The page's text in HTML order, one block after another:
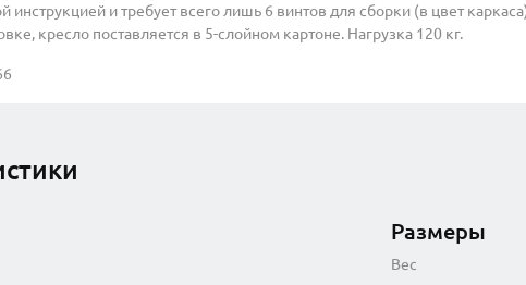
инструкцией и требует всего лишь 6 винтов для сборки (в цвет
кресло поставляется в 5-слойном картоне. Нагрузка 120 кг.
Размеры
Вес